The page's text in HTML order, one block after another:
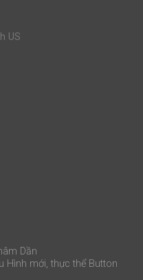
US
Dần
Hình mới, thực thể Button